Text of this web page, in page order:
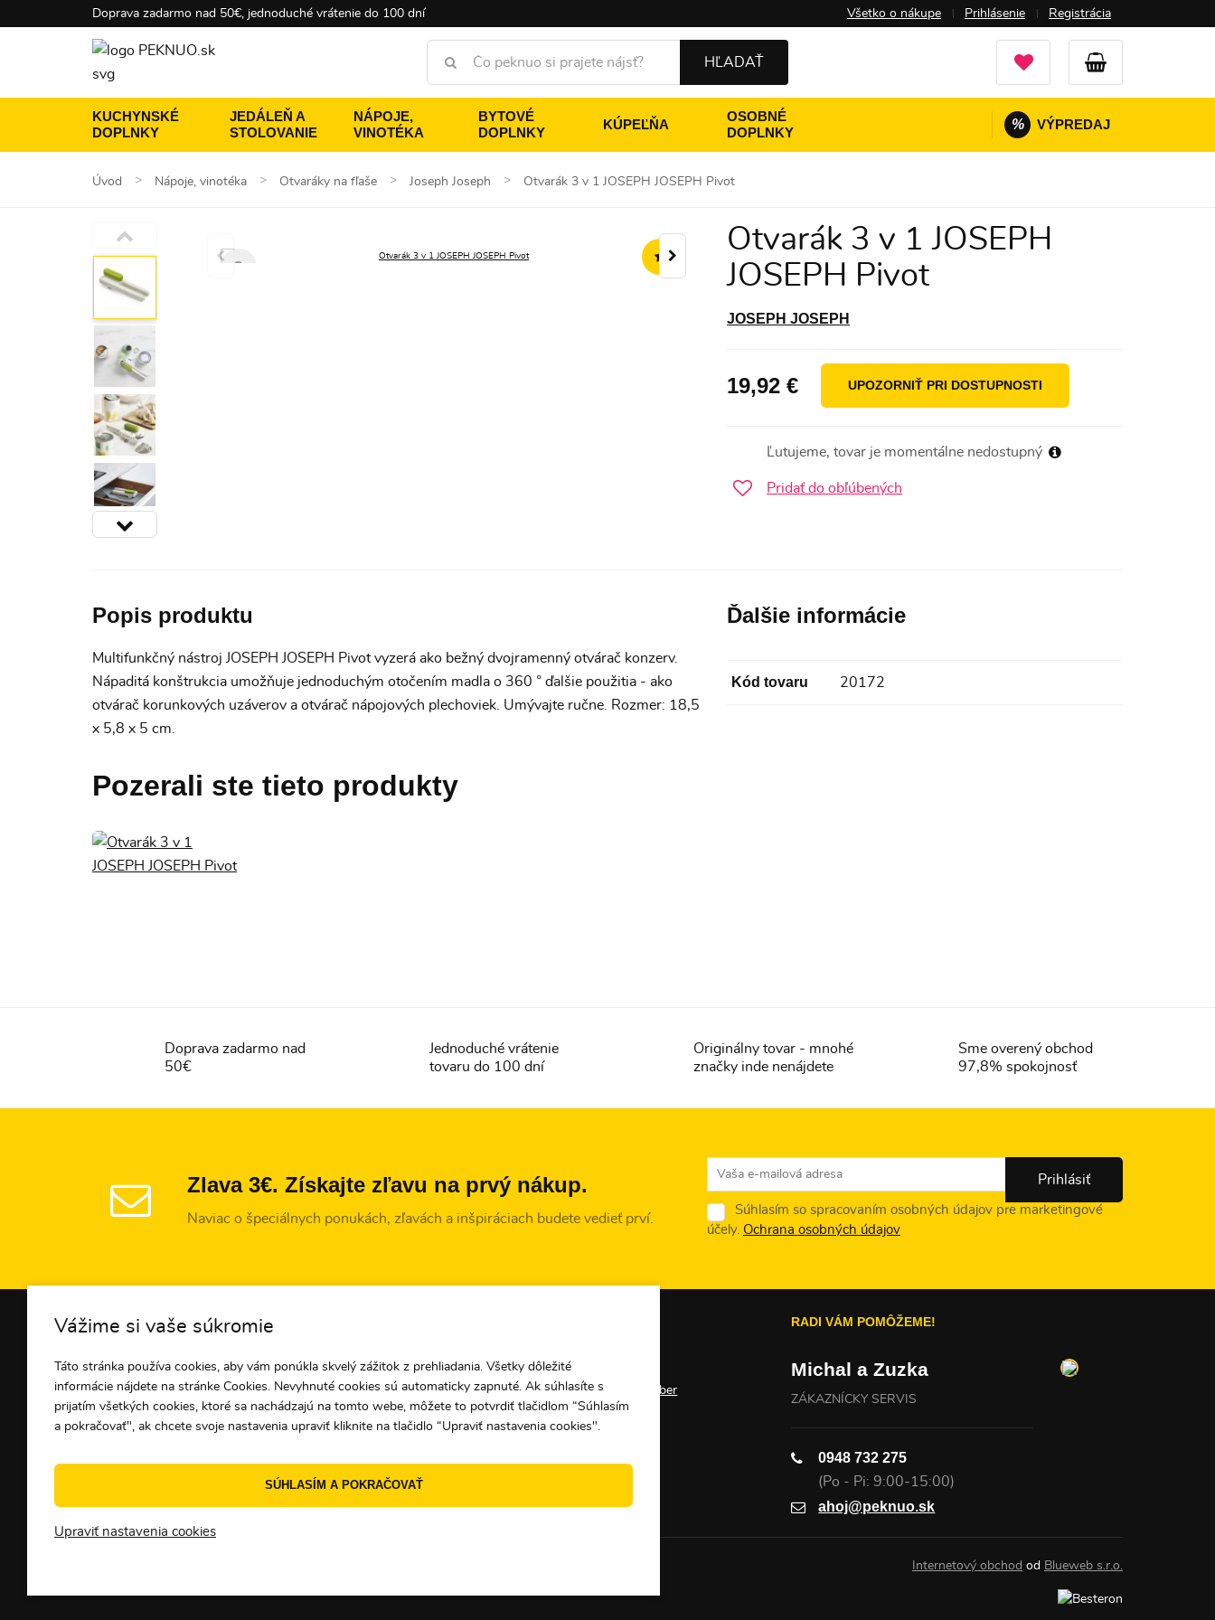
Doprava zadarmo nad 50€, jednoduché vrátenie do 100 dní Všetko o nákupe Prihlásenie Registrácia
HĽADAŤ
KUCHYNSKÉ
DOPLNKY
JEDÁLEŇ A
STOLOVANIE
NÁPOJE,
VINOTÉKA
BYTOVÉ
DOPLNKY
KÚPEĽŇA
OSOBNÉ
DOPLNKY
% VÝPREDAJ
Úvod Nápoje, vinotéka Otvaráky na fľaše Joseph Joseph Otvarák 3 v 1 JOSEPH JOSEPH Pivot
Otvarák 3 v 1 JOSEPH
JOSEPH Pivot
JOSEPH JOSEPH
19,92 € UPOZORNIŤ PRI DOSTUPNOSTI
Ľutujeme, tovar je momentálne nedostupný
Pridať do obľúbených
Popis produktu
Multifunkčný nástroj JOSEPH JOSEPH Pivot vyzerá ako bežný dvojramenný otvárač konzerv.
Nápaditá konštrukcia umožňuje jednoduchým otočením madla o 360 ° ďalšie použitia - ako
otvárač korunkových uzáverov a otvárač nápojových plechoviek. Umývajte ručne. Rozmer: 18,5
x 5,8 x 5 cm.
Ďalšie informácie
Kód tovaru 20172
Pozerali ste tieto produkty
Doprava zadarmo nad
50€
Jednoduché vrátenie
tovaru do 100 dní
Originálny tovar - mnohé
značky inde nenájdete
Sme overený obchod
97,8% spokojnosť
Zlava 3€. Získajte zľavu na prvý nákup.
Naviac o špeciálnych ponukách, zľavách a inšpiráciach budete vedieť prví.
Súhlasím so spracovaním osobných údajov pre marketingové
účely. Ochrana osobných údajov
INFORMÁCIE O NÁKUPE
Všetko o nákupe
Platba
Doprava
Vrátenie tovaru a reklamácie
Ochrana osobných údajov
Cookies
Darčekové poukážky
Veľkoobchod a veľkoodber
Kontakty
RADI VÁM POMÔŽEME!
Michal a Zuzka
ZÁKAZNÍCKY SERVIS
0948 732 275
(Po - Pi: 9:00-15:00)
ahoj@peknuo.sk
Internetový obchod od Blueweb s.r.o.
Vážime si vaše súkromie
Táto stránka používa cookies, aby vám ponúkla skvelý zážitok z prehliadania. Všetky dôležité
informácie nájdete na stránke Cookies. Nevyhnuté cookies sú automaticky zapnuté. Ak súhlasíte s
prijatím všetkých cookies, ktoré sa nachádzajú na tomto webe, môžete to potvrdiť tlačidlom “Súhlasím
a pokračovať", ak chcete svoje nastavenia upraviť kliknite na tlačidlo “Upraviť nastavenia cookies".
SÚHLASÍM A POKRAČOVAŤ
Upraviť nastavenia cookies